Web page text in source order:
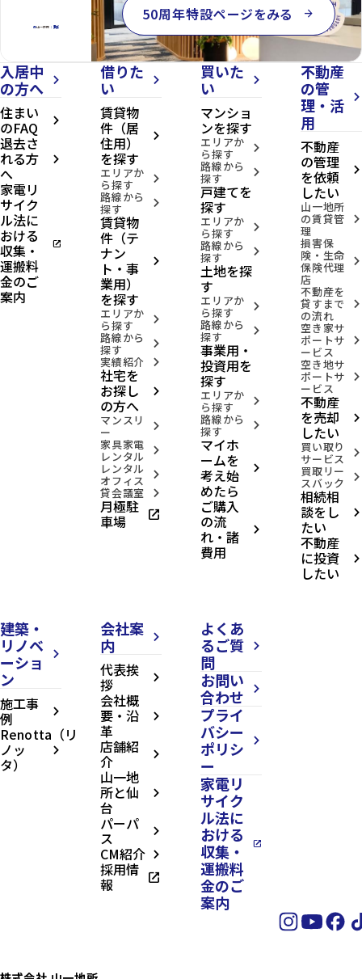
50周年特設ページをみる arrow_forward
入居中
の方へ
arrow_forward_ios
住まい
のFAQ arrow_forward_ios
退去さ
れる方
へ
arrow_forward_ios
家電リ
サイク
ル法に
おける
収集・
運搬料
金のご
案内
open_in_new
借りた
い
arrow_forward_ios
賃貸物
件（居
住用）
を探す
arrow_forward_ios
エリアか
ら探す arrow_forward_ios
路線から
探す arrow_forward_ios
賃貸物
件（テ
ナン
ト・事
業用）
を探す
arrow_forward_ios
エリアか
ら探す arrow_forward_ios
路線から
探す arrow_forward_ios
実績紹介 arrow_forward_ios
社宅を
お探し
の方へ
arrow_forward_ios
マンスリ
ー arrow_forward_ios
家具家電
レンタル arrow_forward_ios
レンタル
オフィス arrow_forward_ios
貸会議室 arrow_forward_ios
月極駐
車場 open_in_new
買いた
い
arrow_forward_ios
マンショ
ンを探す
エリアか
ら探す arrow_forward_ios
路線から
探す arrow_forward_ios
戸建てを
探す
エリアか
ら探す arrow_forward_ios
路線から
探す arrow_forward_ios
土地を探
す
エリアか
ら探す arrow_forward_ios
路線から
探す arrow_forward_ios
事業用・
投資用を
探す
エリアか
ら探す arrow_forward_ios
路線から
探す arrow_forward_ios
マイホ
ームを
考え始
めたら
arrow_forward_ios
ご購入
の流
れ・諸
費用
arrow_forward_ios
不動産
の管
理・活
用
arrow_forward_ios
不動産
の管理
を依頼
したい
arrow_forward_ios
山一地所
の賃貸管
理
arrow_forward_ios
損害保
険・生命
保険代理
店
arrow_forward_ios
不動産を
貸すまで
の流れ
arrow_forward_ios
空き家サ
ポートサ
ービス
arrow_forward_ios
空き地サ
ポートサ
ービス
arrow_forward_ios
不動産
を売却
したい
arrow_forward_ios
買い取り
サービス arrow_forward_ios
買取リー
スバック arrow_forward_ios
相続相
談をし
たい
arrow_forward_ios
不動産
に投資
したい
arrow_forward_ios
建築・
リノベ
ーショ
ン
arrow_forward_ios
施工事
例 arrow_forward_ios
Renotta（リ
ノッ
タ）
arrow_forward_ios
会社案
内
arrow_forward_ios
代表挨
拶 arrow_forward_ios
会社概
要・沿
革
arrow_forward_ios
店舗紹
介 arrow_forward_ios
山一地
所と仙
台
arrow_forward_ios
パーパ
ス arrow_forward_ios
CM紹介 arrow_forward_ios
採用情
報 open_in_new
よくあ
るご質
問
arrow_forward_ios
お問い
合わせ
arrow_forward_ios
プライ
バシー
ポリシ
ー
arrow_forward_ios
家電リ
サイク
ル法に
おける
収集・
運搬料
金のご
案内
open_in_new